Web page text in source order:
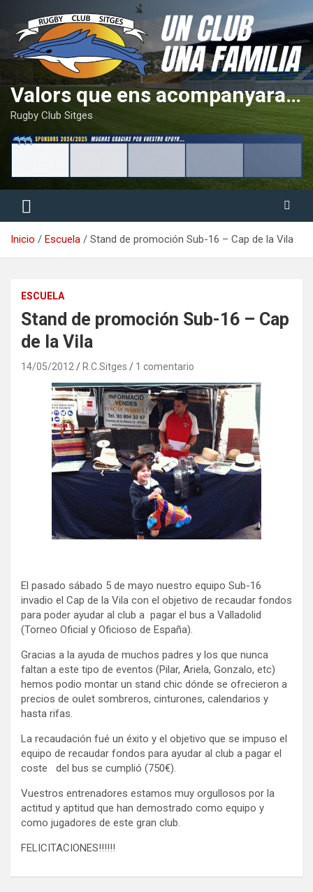
contenido
Valors que ens acompanyaran tota la vida
Rugby Club Sitges
Inicio Escuela Stand de promoción Sub-16 – Cap de la Vila
ESCUELA
Stand de promoción Sub-16 – Cap
de la Vila
14/05/2012 R.C.Sitges 1 comentario
El pasado sábado 5 de mayo nuestro equipo Sub-16
invadio el Cap de la Vila con el objetivo de recaudar fondos
para poder ayudar al club a pagar el bus a Valladolid
(Torneo Oficial y Oficioso de España).
Gracias a la ayuda de muchos padres y los que nunca
faltan a este tipo de eventos (Pilar, Ariela, Gonzalo, etc)
hemos podio montar un stand chic dónde se ofrecieron a
precios de oulet sombreros, cinturones, calendarios y
hasta rifas.
La recaudación fué un éxito y el objetivo que se impuso el
equipo de recaudar fondos para ayudar al club a pagar el
coste del bus se cumplió (750€).
Vuestros entrenadores estamos muy orgullosos por la
actitud y aptitud que han demostrado como equipo y
como jugadores de este gran club.
FELICITACIONES!!!!!!